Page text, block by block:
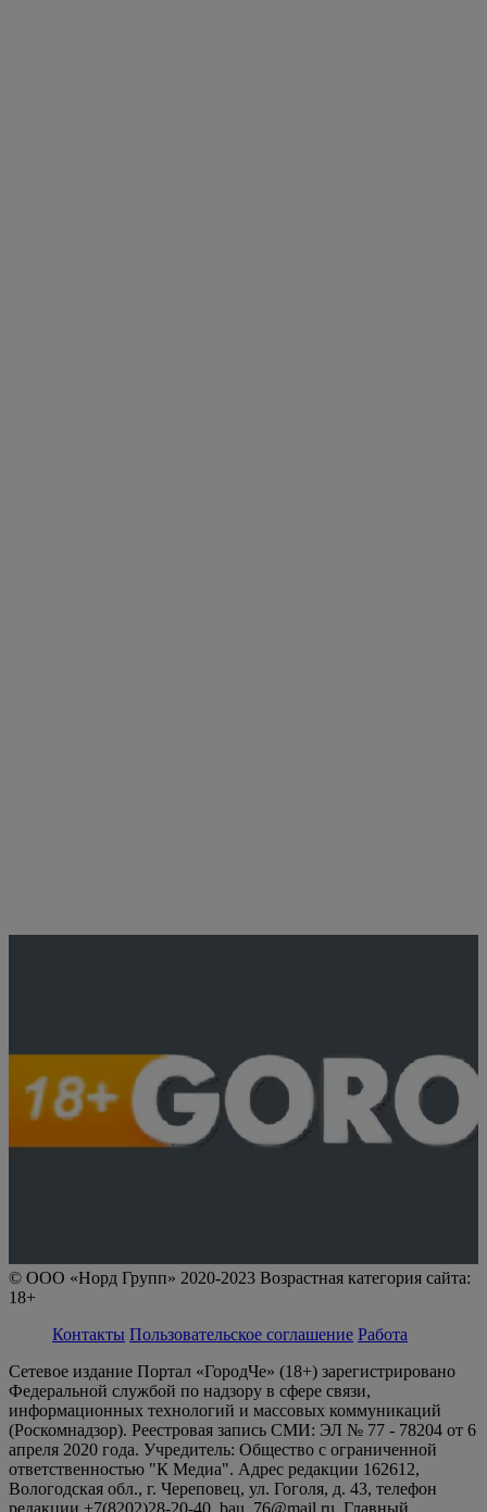
© ООО «Норд Групп» 2020-2023 Возрастная категория сайта:
18+
Контакты Пользовательское соглашение Работа
Сетевое издание Портал «ГородЧе» (18+) зарегистрировано
Федеральной службой по надзору в сфере связи,
информационных технологий и массовых коммуникаций
(Роскомнадзор). Реестровая запись СМИ: ЭЛ № 77 - 78204 от 6
апреля 2020 года. Учредитель: Общество с ограниченной
ответственностью "К Медиа". Адрес редакции 162612,
Вологодская обл., г. Череповец, ул. Гоголя, д. 43, телефон
редакции +7(8202)28-20-40, bau_76@mail.ru. Главный